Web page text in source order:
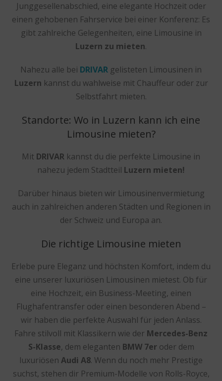
Junggesellenabschied, eine elegante Hochzeit oder
einen gehobenen Fahrservice bei einer Konferenz: Es
gibt zahlreiche Gelegenheiten, eine Limousine in
Luzern zu mieten.
Nahezu alle bei DRIVAR gelisteten Limousinen in
Luzern kannst du wahlweise mit Chauffeur oder zur
Selbstfahrt mieten.
Standorte: Wo in Luzern kann ich eine
Limousine mieten?
Mit DRIVAR kannst du die perfekte Limousine in
nahezu jedem Stadtteil Luzern mieten!
Darüber hinaus bieten wir Limousinenvermietung
auch in zahlreichen anderen Städten und Regionen in
der Schweiz und Europa an.
Die richtige Limousine mieten
Erlebe pure Eleganz und höchsten Komfort, indem du
eine unserer luxuriösen Limousinen mietest. Ob für
eine Hochzeit, ein Business-Meeting, einen
Flughafentransfer oder einen besonderen Abend –
wir haben die perfekte Auswahl für jeden Anlass.
Fahre stilvoll mit Klassikern wie der Mercedes-Benz
S-Klasse, dem eleganten BMW 7eroder dem
luxuriösen Audi A8. Wenn du noch mehr Prestige
suchst, stehen dir Premium-Modelle von Rolls-Royce,